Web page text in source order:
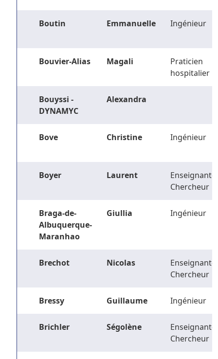
Boutin Emmanuelle Ingénieur
Bouvier-Alias Magali
Praticien
hospitalier
Bouyssi -
DYNAMYC
Alexandra
Bove Christine Ingénieur
Boyer Laurent
Enseignant-
Chercheur
Braga-de-
Albuquerque-
Maranhao
Giullia Ingénieur
Brechot Nicolas
Enseignant-
Chercheur
Bressy Guillaume Ingénieur
Brichler Ségolène
Enseignant-
Chercheur